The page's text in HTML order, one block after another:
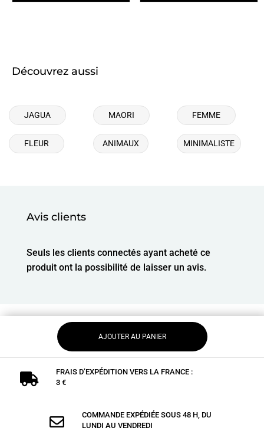
Découvrez aussi
JAGUA MAORI FEMME
FLEUR ANIMAUX MINIMALISTE
Avis clients
Seuls les clients connectés ayant acheté ce
produit ont la possibilité de laisser un avis.
AJOUTER AU PANIER

FRAIS D’EXPÉDITION VERS LA FRANCE :
3 €

COMMANDE EXPÉDIÉE SOUS 48 H, DU
LUNDI AU VENDREDI